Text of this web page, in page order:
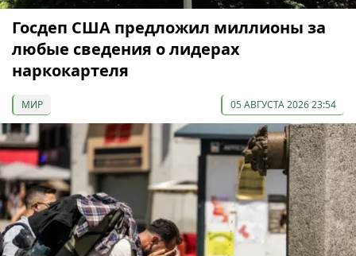
Госдеп США предложил миллионы за
любые сведения о лидерах
наркокартеля
МИР 05 АВГУСТА 2026 23:54